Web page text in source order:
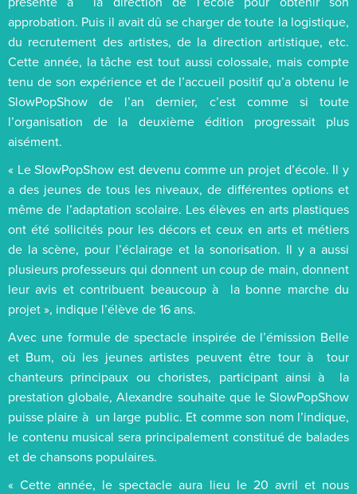
approbation. Puis il avait dû se charger de toute la logistique,
du recrutement des artistes, de la direction artistique, etc.
Cette année, la tâche est tout aussi colossale, mais compte
tenu de son expérience et de l’accueil positif qu’a obtenu le
SlowPopShow de l’an dernier, c’est comme si toute
l’organisation de la deuxième édition progressait plus
aisément.
« Le SlowPopShow est devenu comme un projet d’école. Il y
a des jeunes de tous les niveaux, de différentes options et
même de l’adaptation scolaire. Les élèves en arts plastiques
ont été sollicités pour les décors et ceux en arts et métiers
de la scène, pour l’éclairage et la sonorisation. Il y a aussi
plusieurs professeurs qui donnent un coup de main, donnent
leur avis et contribuent beaucoup à la bonne marche du
projet », indique l’élève de 16 ans.
Avec une formule de spectacle inspirée de l’émission Belle
et Bum, où les jeunes artistes peuvent être tour à tour
chanteurs principaux ou choristes, participant ainsi à la
prestation globale, Alexandre souhaite que le SlowPopShow
puisse plaire à un large public. Et comme son nom l’indique,
le contenu musical sera principalement constitué de balades
et de chansons populaires.
« Cette année, le spectacle aura lieu le 20 avril et nous